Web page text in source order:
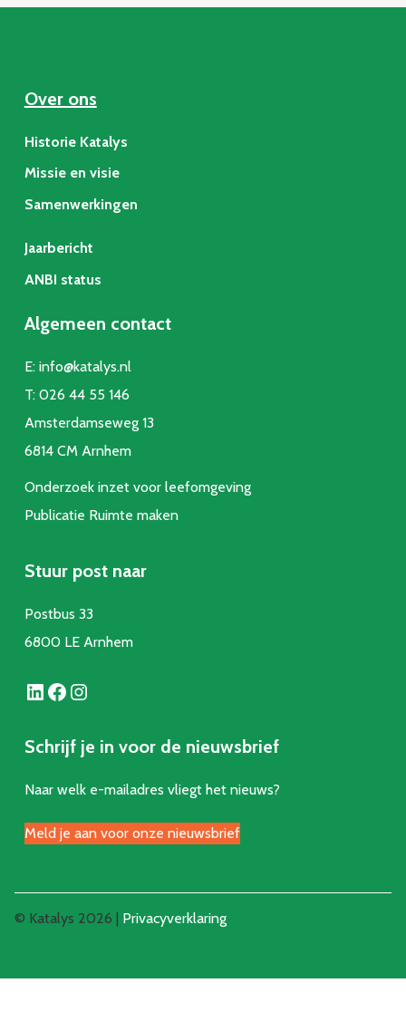
Over ons
Historie Katalys
Missie en visie
Samenwerkingen
Jaarbericht
ANBI status
Algemeen contact
E: info@katalys.nl
T: 026 44 55 146
Amsterdamseweg 13
6814 CM Arnhem
Onderzoek inzet voor leefomgeving
Publicatie Ruimte maken
Stuur post naar
Postbus 33
6800 LE Arnhem
LinkedIn Facebook Instagram
Schrijf je in voor de nieuwsbrief
Naar welk e-mailadres vliegt het nieuws?
Meld je aan voor onze nieuwsbrief
© Katalys 2026 | Privacyverklaring